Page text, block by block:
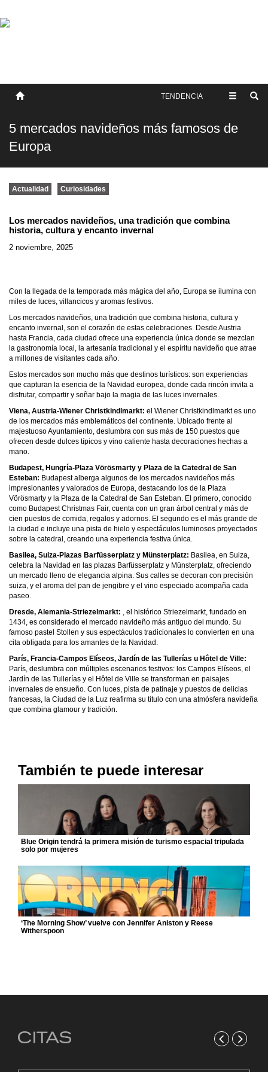
SOBRE NOSOTROS
TENDENCIA
5 mercados navideños más famosos de
Europa
Actualidad Curiosidades
Los mercados navideños, una tradición que combina
historia, cultura y encanto invernal
2 noviembre, 2025
Con la llegada de la temporada más mágica del año, Europa se ilumina con
miles de luces, villancicos y aromas festivos.
Los mercados navideños, una tradición que combina historia, cultura y
encanto invernal, son el corazón de estas celebraciones. Desde Austria
hasta Francia, cada ciudad ofrece una experiencia única donde se mezclan
la gastronomía local, la artesanía tradicional y el espíritu navideño que atrae
a millones de visitantes cada año.
Estos mercados son mucho más que destinos turísticos: son experiencias
que capturan la esencia de la Navidad europea, donde cada rincón invita a
disfrutar, compartir y soñar bajo la magia de las luces invernales.
Viena, Austria-Wiener Christkindlmarkt: el Wiener Christkindlmarktes uno
de los mercados más emblemáticos del continente. Ubicado frente al
majestuoso Ayuntamiento, deslumbra con sus más de 150 puestos que
ofrecen desde dulces típicos y vino caliente hasta decoraciones hechas a
mano.
Budapest, Hungría-Plaza Vörösmarty y Plaza de la Catedral de San
Esteban: Budapest alberga algunos de los mercados navideños más
impresionantes y valorados de Europa, destacando los de la Plaza
Vörösmarty y la Plaza de la Catedral de San Esteban. El primero, conocido
como Budapest Christmas Fair, cuenta con un gran árbol central y más de
cien puestos de comida, regalos y adornos. El segundo es el más grande de
la ciudad e incluye una pista de hielo y espectáculos luminosos proyectados
sobre la catedral, creando una experiencia festiva única.
Basilea, Suiza-Plazas Barfüsserplatz y Münsterplatz: Basilea, en Suiza,
celebra la Navidad en las plazas Barfüsserplatz y Münsterplatz, ofreciendo
un mercado lleno de elegancia alpina. Sus calles se decoran con precisión
suiza, y el aroma del pan de jengibre y el vino especiado acompaña cada
paseo.
Dresde, Alemania-Striezelmarkt: , el histórico Striezelmarkt, fundado en
1434, es considerado el mercado navideño más antiguo del mundo. Su
famoso pastel Stollen y sus espectáculos tradicionales lo convierten en una
cita obligada para los amantes de la Navidad.
París, Francia-Campos Elíseos, Jardín de las Tullerías u Hôtel de Ville:
París, deslumbra con múltiples escenarios festivos: los Campos Elíseos, el
Jardín de las Tullerías y el Hôtel de Ville se transforman en paisajes
invernales de ensueño. Con luces, pista de patinaje y puestos de delicias
francesas, la Ciudad de la Luz reafirma su título con una atmósfera navideña
que combina glamour y tradición.
También te puede interesar
Blue Origin tendrá la primera misión de turismo espacial tripulada
solo por mujeres
‘The Morning Show’ vuelve con Jennifer Aniston y Reese
Witherspoon